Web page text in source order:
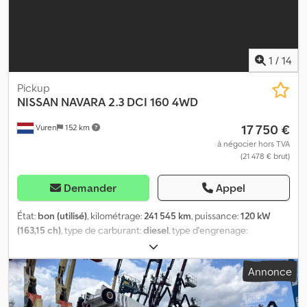
1 / 14
Vuren 152 km
Pickup
NISSAN NAVARA 2.3 DCI 160 4WD
17 750 €
à négocier hors TVA
(21 478 € brut)
Demander Appel
État: bon (utilisé), kilométrage:241 545 km, puissance:120 kW
(163,15 ch), type de carburant:diesel, type d'engrenage:
, configuration d'essieux:
mm, première immatriculation:01/2020, longueur de l'espace de
chargement:1 250 mm, largeur de l’espace de chargement:1 480
mm, hauteur de l'espace de chargement:470 mm, classe
d'émission:Euro 6, couleur:vert, cabine conducteur:cabine
Annonce